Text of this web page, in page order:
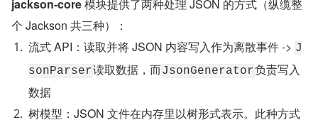
jackson-core 模块提供了两种处理 JSON 的方式（纵缆整
个 Jackson 共三种）：
流式 API：读取并将 JSON 内容写入作为离散事件 -> J
sonParser读取数据，而JsonGenerator负责写入
数据
树模型：JSON 文件在内存里以树形式表示。此种方式